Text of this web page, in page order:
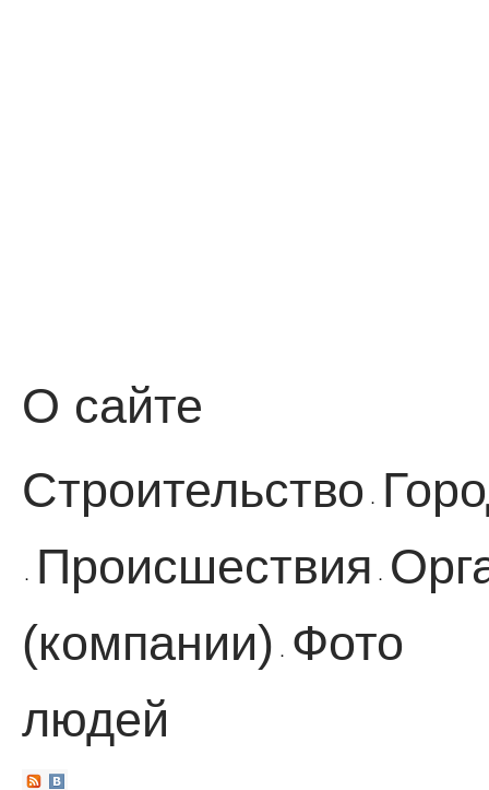
О сайте
Строительство ·
· Происшествия ·
(компании)
·
Фото
людей